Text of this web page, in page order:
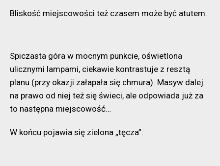
Bliskość miejscowości też czasem może być atutem:
Spiczasta góra w mocnym punkcie, oświetlona
ulicznymi lampami, ciekawie kontrastuje z resztą
planu (przy okazji załapała się chmura). Masyw dalej
na prawo od niej też się świeci, ale odpowiada już za
to następna miejscowość…
W końcu pojawia się zielona „tęcza”: